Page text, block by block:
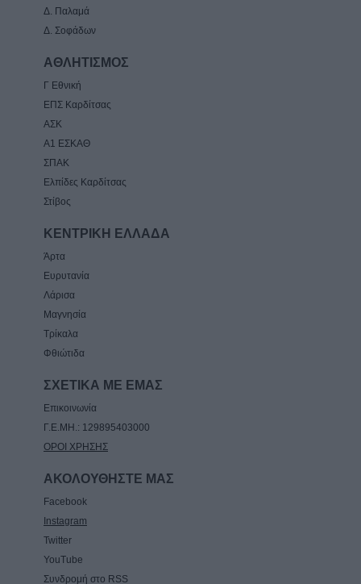
Δ. Παλαμά
Δ. Σοφάδων
ΑΘΛΗΤΙΣΜΟΣ
Γ Εθνική
ΕΠΣ Καρδίτσας
ΑΣΚ
Α1 ΕΣΚΑΘ
ΣΠΑΚ
Ελπίδες Καρδίτσας
Στίβος
ΚΕΝΤΡΙΚΗ ΕΛΛΑΔΑ
Άρτα
Ευρυτανία
Λάρισα
Μαγνησία
Τρίκαλα
Φθιώτιδα
ΣΧΕΤΙΚΑ ΜΕ ΕΜΑΣ
Επικοινωνία
Γ.Ε.ΜΗ.: 129895403000
ΟΡΟΙ ΧΡΗΣΗΣ
ΑΚΟΛΟΥΘΗΣΤΕ ΜΑΣ
Facebook
Instagram
Twitter
YouTube
Συνδρομή στο RSS